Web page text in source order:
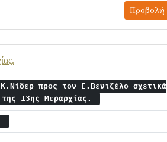
Προβολή
προς τον Ε.Βενιζέλο σχετικά
13ης Μεραρχίας.